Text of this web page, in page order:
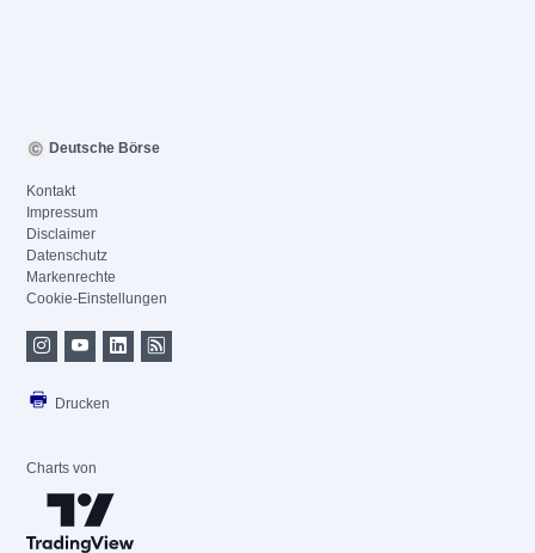
Deutsche Börse
Kontakt
Impressum
Disclaimer
Datenschutz
Markenrechte
Cookie-Einstellungen
Drucken
Charts von